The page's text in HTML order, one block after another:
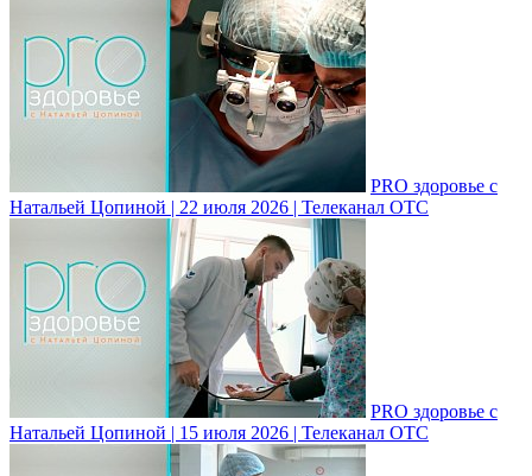
PRO здоровье с
Натальей Цопиной | 22 июля 2026 | Телеканал ОТС
PRO здоровье с
Натальей Цопиной | 15 июля 2026 | Телеканал ОТС